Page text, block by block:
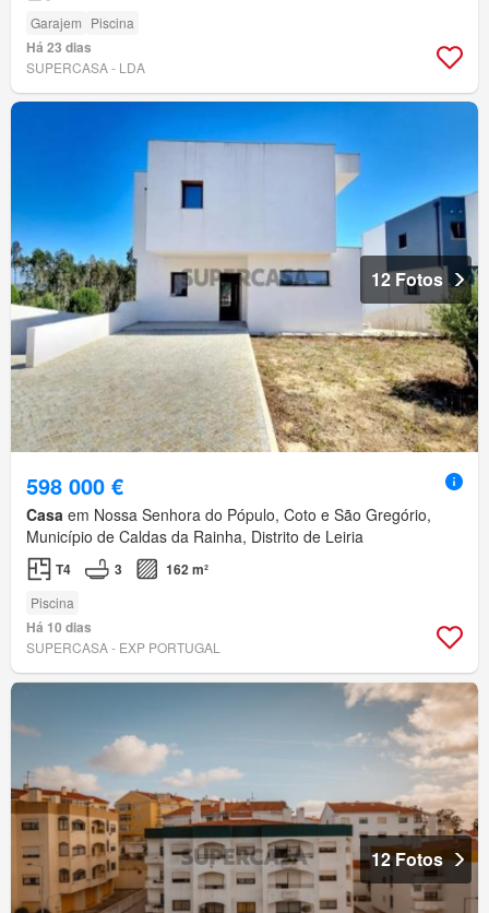
Garajem Piscina
Há 23 dias
SUPERCASA - LDA
12 Fotos
598 000 €
Casa em Nossa Senhora do Pópulo, Coto e São Gregório,
Município de Caldas da Rainha, Distrito de Leiria
T4 3 162 m²
Piscina
Há 10 dias
SUPERCASA - EXP PORTUGAL
12 Fotos